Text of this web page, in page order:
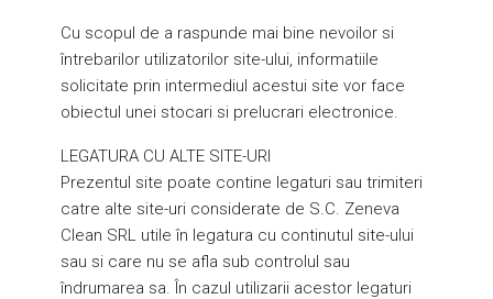
Cu scopul de a raspunde mai bine nevoilor si
întrebarilor utilizatorilor site-ului, informatiile
solicitate prin intermediul acestui site vor face
obiectul unei stocari si prelucrari electronice.
LEGATURA CU ALTE SITE-URI
Prezentul site poate contine legaturi sau trimiteri
catre alte site-uri considerate de S.C. Zeneva
Clean SRL utile în legatura cu continutul site-ului
sau si care nu se afla sub controlul sau
îndrumarea sa. În cazul utilizarii acestor legaturi